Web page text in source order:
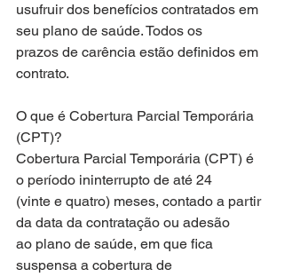
usufruir dos benefícios contratados em
seu plano de saúde. Todos os
prazos de carência estão definidos em
contrato.
O que é Cobertura Parcial Temporária
(CPT)?
Cobertura Parcial Temporária (CPT) é
o período ininterrupto de até 24
(vinte e quatro) meses, contado a partir
da data da contratação ou adesão
ao plano de saúde, em que fica
suspensa a cobertura de